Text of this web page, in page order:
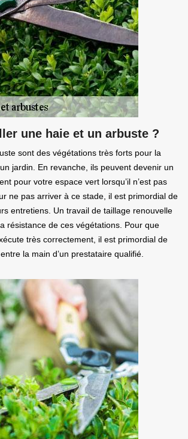
une haie et un arbuste ?
sont des végétations très forts pour la
jardin. En revanche, ils peuvent devenir un
pour votre espace vert lorsqu’il n’est pas
ne pas arriver à ce stade, il est primordial de
entretiens. Un travail de taillage renouvelle
résistance de ces végétations. Pour que
très correctement, il est primordial de
la main d’un prestataire qualifié.